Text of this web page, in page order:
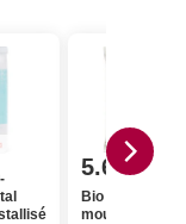
5.60
Bio Noisettes
moulues